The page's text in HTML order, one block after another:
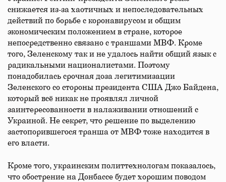
снижается из-за хаотичных и непоследовательных
действий по борьбе с коронавирусом и общим
экономическим положением в стране, которое
непосредственно связано с траншами МВФ. Кроме
того, Зеленскому так и не удалось найти общий язык с
радикальными националистами. Поэтому
понадобилась срочная доза легитимизации
Зеленского со стороны президента США Джо Байдена,
который всё никак не проявлял личной
заинтересованности в налаживании отношений с
Украиной. Не секрет, что решение по выделению
застопорившегося транша от МВФ тоже находится в
его власти.
Кроме того, украинским политтехнологам показалось,
что обострение на Донбассе будет хорошим поводом